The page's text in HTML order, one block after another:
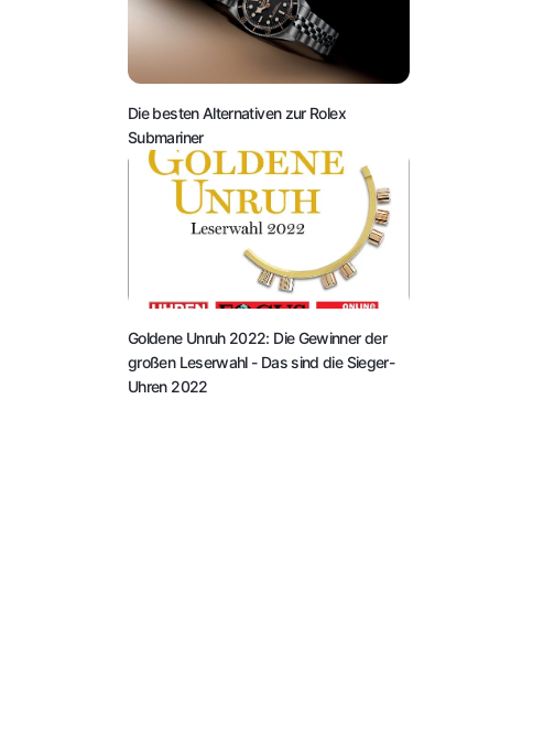
Die besten Alternativen zur Rolex
Submariner
Goldene Unruh 2022: Die Gewinner der
großen Leserwahl - Das sind die Sieger-
Uhren 2022